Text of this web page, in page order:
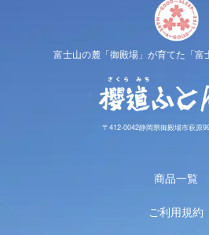
富士山の麓「御殿場」が育てた「富
〒412-0042静岡県御殿場市萩原
商品一覧
ご利用規約